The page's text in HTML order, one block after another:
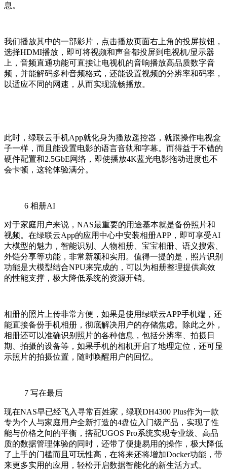
息。
我们播放其中的一部影片，点击播放页面右上角的投屏按钮，
选择HDMI播放，即可将视频和声音都投屏到电视机/显示器
上，音频直通功能可直接让电视机的音响播放高品质数字音
频，并能解码多种音频格式，还能设置视频的分辨率和码率，
以适应不同的网速，从而实现流畅播放。
此时，绿联云手机App就化身为播放遥控器，就跟操作电视盒
子一样，而且能设置电影的语言音轨和字幕。而得益于不错的
硬件配置和2.5GbE网络，即使播放4K蓝光电影拖动进度也不
会卡顿，这轮体验满分。
6 相册AI
对于家庭用户来说，NAS最重要的用途基本就是备份照片和
视频。在绿联云App的应用中心中安装相册APP，即可享受AI
大模型的魅力，智能识别、人物相册、宝宝相册、语义搜索、
外链分享等功能，非常新颖和实用。值得一提的是，照片识别
功能是大模型结合NPU来完成的，可以为相册整理提供高效
的性能支撑，极大降低系统的资源开销。
相册的照片上传非常方便，如果是使用绿联云APP手机端，还
能直接备份手机相册，彻底解决用户的存储焦虑。除此之外，
相册还可以准确识别照片的各种信息，包括分辨率、拍摄日
期、拍摄的设备等，如果手机的相机开启了地理定位，还可显
示照片的拍摄位置，随时唤醒用户的回忆。
7 写在最后
现在NAS早已经飞入寻常百姓家，绿联DH4300 Plus作为一款
专为个人与家庭用户全新打造的4盘位入门级产品，实现了性
能与价格之间的平衡，搭配UGOS Pro系统实现专业级、高品
质的数据管理体验的同时，还带了便捷易用的操作，极大降低
了上手的门槛而且可玩性高，在将来还将增加Docker功能，带
来更多实用的应用，轻松开启数据智能化的新生活方式。